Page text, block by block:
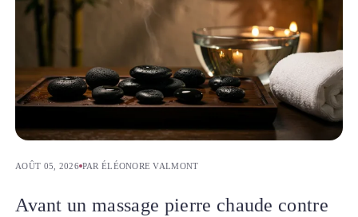
AOÛT 05, 2026 PAR ÉLÉONORE VALMONT
Avant un massage pierre chaude contre